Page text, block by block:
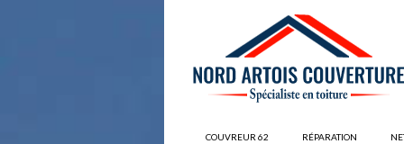
COUVREUR 62
RÉPARATION